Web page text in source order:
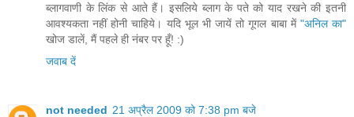
ब्लागवाणी के लिंक से आते हैं। इसलिये ब्लाग के पते को याद रखने की इतनी
आवश्यकता नहीं होनी चाहिये। यदि भूल भी जायें तो गूगल बाबा में "अनिल का"
खोज डालें, मैं पहले ही नंबर पर हूँ! :)
जवाब दें
not needed 21 अप्रैल 2009 को 7:38 pm बजे